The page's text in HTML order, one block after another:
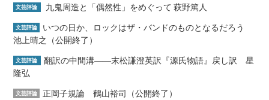
文芸評論 九鬼周造と「偶然性」をめぐって 萩野篤人
文芸評論
いつの日か、ロックはザ・バンドのものとなるだろう
池上晴之（公開終了）
文芸評論
翻訳の中間溝――末松謙澄英訳『源氏物語』戻し訳 星
隆弘
文芸評論 正岡子規論 鶴山裕司（公開終了）